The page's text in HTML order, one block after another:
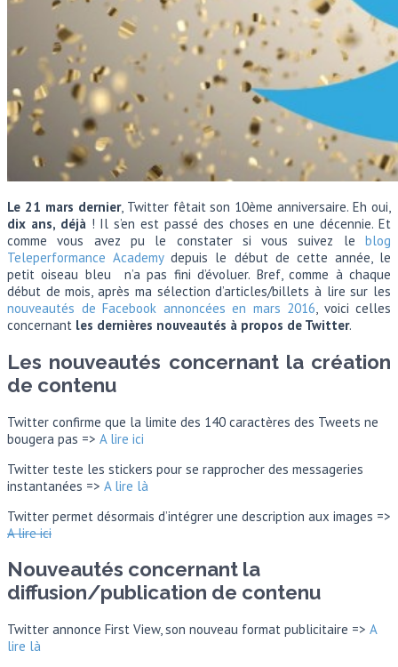
Le 21 mars dernier, Twitter fêtait son 10ème anniversaire. Eh oui,
dix ans, déjà! Il s’en est passé des choses en une décennie. Et
comme vous avez pu le constater si vous suivez le blog
Teleperformance Academydepuis le début de cette année, le
petit oiseau bleu n’a pas fini d’évoluer. Bref, comme à chaque
début de mois, après ma sélection d’articles/billets à lire sur les
nouveautés de Facebook annoncées en mars 2016, voici celles
concernant les dernières nouveautés à propos de Twitter.
Les nouveautés concernant la création
de contenu
Twitter confirme que la limite des 140 caractères des Tweets ne
bougera pas => A lire ici
Twitter teste les stickers pour se rapprocher des messageries
instantanées => A lire là
Twitter permet désormais d’intégrer une description aux images =>
A lire ici
Nouveautés concernant la
diffusion/publication de contenu
Twitter annonce First View, son nouveau format publicitaire => A
lire là